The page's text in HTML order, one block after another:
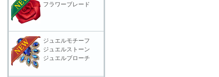
フラワーブレード
ジュエルモチーフ
ジュエルストーン
ジュエルブローチ